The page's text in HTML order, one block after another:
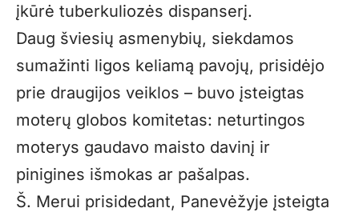
įkūrė tuberkuliozės dispanserį.
Daug šviesių asmenybių, siekdamos
sumažinti ligos keliamą pavojų, prisidėjo
prie draugijos veiklos – buvo įsteigtas
moterų globos komitetas: neturtingos
moterys gaudavo maisto davinį ir
pinigines išmokas ar pašalpas.
Š. Merui prisidedant, Panevėžyje įsteigta